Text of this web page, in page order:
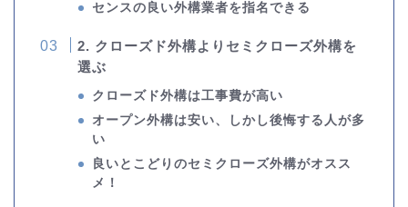
センスの良い外構業者を指名できる
2. クローズド外構よりセミクローズ外構を
選ぶ
クローズド外構は工事費が高い
オープン外構は安い、しかし後悔する人が多
い
良いとこどりのセミクローズ外構がオスス
メ！